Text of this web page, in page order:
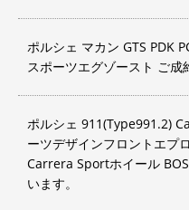
ポルシェ マカン GTS PDK
スポーツエグゾースト ご成
ポルシェ 911(Type991.2)
ーツデザインフロントエプ
Carrera Sportホイール
います。